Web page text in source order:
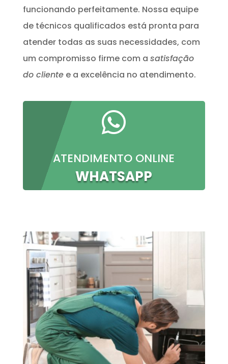
funcionando perfeitamente. Nossa equipe
de técnicos qualificados está pronta para
atender todas as suas necessidades, com
um compromisso firme com a satisfação
do clientee a excelência no atendimento.

ATENDIMENTO ONLINE
WHATSAPP